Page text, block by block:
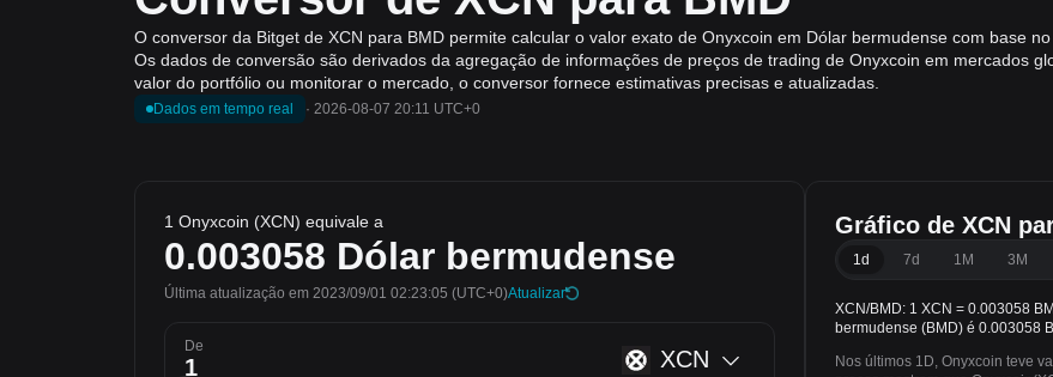
O conversor da Bitget de XCN para BMD permite calcular o valor exato de Onyxcoin em Dólar bermudense com base
Os dados de conversão são derivados da agregação de informações de preços de trading de Onyxcoin em mercados
valor do portfólio ou monitorar o mercado, o conversor fornece estimativas precisas e atualizadas.
Dados em tempo real · 2026-08-07 20:11 UTC+0
1 Onyxcoin (XCN) equivale a
0.003058 Dólar bermudense
Última atualização em 2023/09/01 02:23:05 (UTC+0)Atualizar
De XCN
Gráfico de XCN
1d 7d 1M 3M
XCN/BMD: 1 XCN = 0.003058
bermudense (BMD) é 0.003058
Nos últimos 1D, Onyxcoin teve